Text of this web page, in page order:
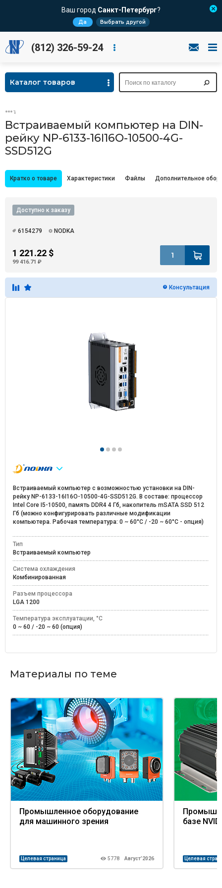
Ваш город Санкт-Петербург?
Да Выбрать другой
(812) 326-59-24
Каталог товаров
Встраиваемый компьютер на DIN-
рейку NP-6133-16I16O-10500-4G-
SSD512G
Кратко о товаре Характеристики Файлы Дополнительное
Доступно к заказу
6154279 NODKA
1 221.22 $
99 416.71 ₽
Консультация
Встраиваемый компьютер с возможностью установки на DIN-
рейку NP-6133-16I16O-10500-4G-SSD512G. В составе: процессор
Intel Core I5-10500, память DDR4 4 Гб, накопитель mSATA SSD 512
Гб (можно конфигурировать различные модификации
компьютера. Рабочая температура: 0 ~ 60°C / -20 ~ 60°C - опция)
Тип
Встраиваемый компьютер
Система охлаждения
Комбинированная
Разъем процессора
LGA 1200
Температура эксплуатации, °C
0 ~ 60 / -20 ~ 60 (опция)
Материалы по теме
Промышленное оборудование
для машинного зрения
Целевая страница 5778 Август’2026
базе
Целевая